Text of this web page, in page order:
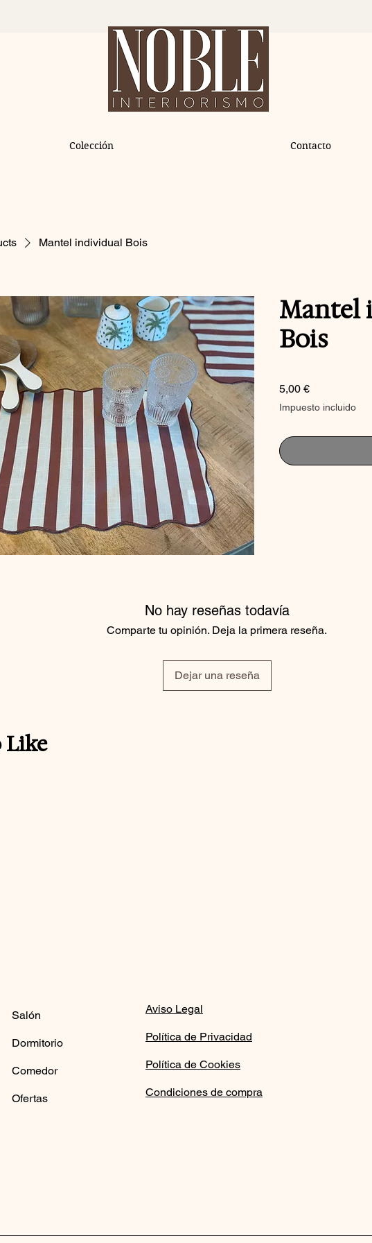
Colección Contacto
Mantel individual Bois
Mantel
Bois
5,00 €Precio
Impuesto incluido
No hay reseñas todavía
Comparte tu opinión. Deja la primera reseña.
Dejar una reseña
Like
Salón
Dormitorio
Comedor
Ofertas
Aviso Legal
Política de Privacidad
Política de Cookies
Condiciones de compra